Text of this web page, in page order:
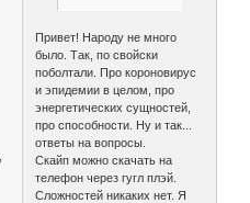
Привет! Народу не много
было. Так, по свойски
поболтали. Про короновирус
и эпидемии в целом, про
энергетических сущностей,
про способности. Ну и так...
ответы на вопросы.
Скайп можно скачать на
телефон через гугл плэй.
Сложностей никаких нет. Я